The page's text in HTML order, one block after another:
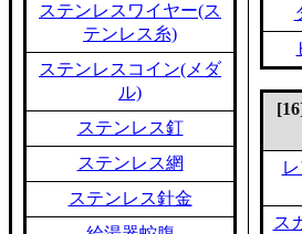
ステンレスワイヤー(ス
テンレス糸)
ステンレスコイン(メダ
ル)
ステンレス釘
ステンレス網
ステンレス針金
ス